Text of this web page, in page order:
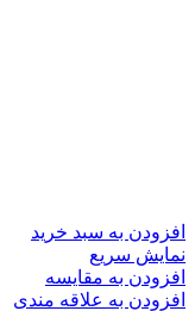
افزودن به سبد خرید
نمایش سریع
افزودن به مقایسه
افزودن به علاقه مندی